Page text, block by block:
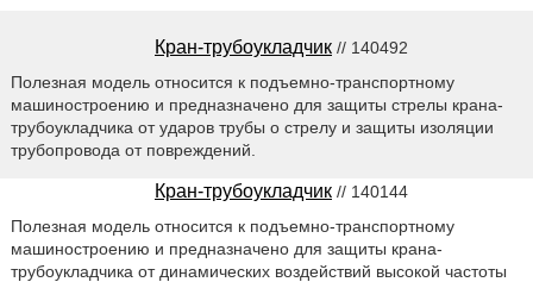
Кран-трубоукладчик // 140492
Полезная модель относится к подъемно-транспортному
машиностроению и предназначено для защиты стрелы крана-
трубоукладчика от ударов трубы о стрелу и защиты изоляции
трубопровода от повреждений.
Кран-трубоукладчик // 140144
Полезная модель относится к подъемно-транспортному
машиностроению и предназначено для защиты крана-
трубоукладчика от динамических воздействий высокой частоты